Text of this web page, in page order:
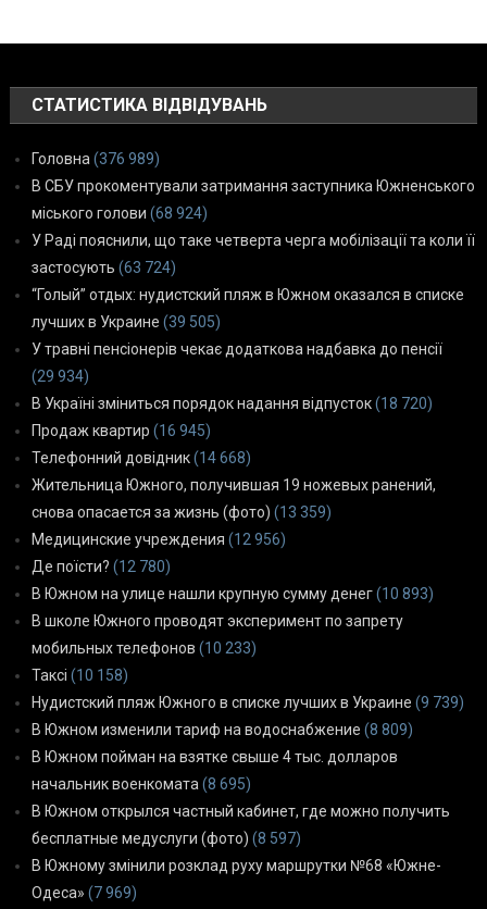
СТАТИСТИКА ВІДВІДУВАНЬ
Головна (376 989)
В СБУ прокоментували затримання заступника Южненського
міського голови (68 924)
У Раді пояснили, що таке четверта черга мобілізації та коли її
застосують (63 724)
“Голый” отдых: нудистский пляж в Южном оказался в списке
лучших в Украине (39 505)
У травні пенсіонерів чекає додаткова надбавка до пенсії
(29 934)
В Україні зміниться порядок надання відпусток(18 720)
Продаж квартир (16 945)
Телефонний довідник(14 668)
Жительница Южного, получившая 19 ножевых ранений,
снова опасается за жизнь (фото) (13 359)
Медицинские учреждения (12 956)
Де поїсти? (12 780)
В Южном на улице нашли крупную сумму денег(10 893)
В школе Южного проводят эксперимент по запрету
мобильных телефонов (10 233)
Таксі (10 158)
Нудистский пляж Южного в списке лучших в Украине (9 739)
В Южном изменили тариф на водоснабжение (8 809)
В Южном пойман на взятке свыше 4 тыс. долларов
начальник военкомата (8 695)
В Южном открылся частный кабинет, где можно получить
бесплатные медуслуги (фото) (8 597)
В Южному змінили розклад руху маршрутки №68 «Южне-
Одеса» (7 969)